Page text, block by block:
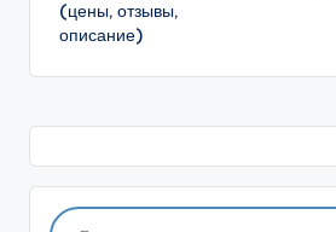
(цены, отзывы,
описание)